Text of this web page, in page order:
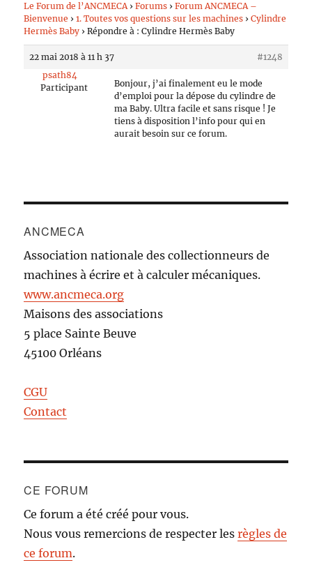
Le Forum de l’ANCMECA › Forums › Forum ANCMECA –
Bienvenue › 1. Toutes vos questions sur les machines › Cylindre
Hermès Baby › Répondre à : Cylindre Hermès Baby
22 mai 2018 à 11 h 37
#1248
psath84
Participant
Bonjour, j’ai finalement eu le mode
d’emploi pour la dépose du cylindre de
ma Baby. Ultra facile et sans risque ! Je
tiens à disposition l’info pour qui en
aurait besoin sur ce forum.
ANCMECA
Association nationale des collectionneurs de
machines à écrire et à calculer mécaniques.
www.ancmeca.org
Maisons des associations
5 place Sainte Beuve
45100 Orléans
CGU
Contact
CE FORUM
Ce forum a été créé pour vous.
Nous vous remercions de respecter lesrègles de
ce forum.